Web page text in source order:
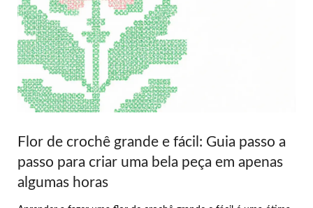
Flor de crochê grande e fácil: Guia passo a
passo para criar uma bela peça em apenas
algumas horas